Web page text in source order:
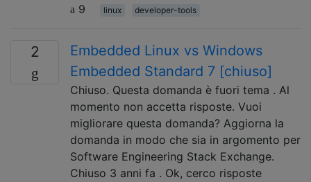
9
linux developer-tools
2
Embedded Linux vs Windows
Embedded Standard 7 [chiuso]
Chiuso. Questa domanda è fuori tema . Al
momento non accetta risposte. Vuoi
migliorare questa domanda? Aggiorna la
domanda in modo che sia in argomento per
Software Engineering Stack Exchange.
Chiuso 3 anni fa . Ok, cerco risposte